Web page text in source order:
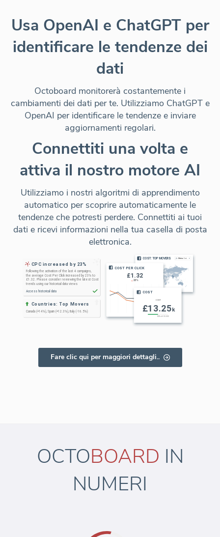
Usa OpenAI e ChatGPT per
identificare le tendenze dei
dati
Octoboard monitorerà costantemente i
cambiamenti dei dati per te. Utilizziamo ChatGPT e
OpenAI per identificare le tendenze e inviare
aggiornamenti regolari.
Connettiti una volta e
attiva il nostro motore AI
Utilizziamo i nostri algoritmi di apprendimento
automatico per scoprire automaticamente le
tendenze che potresti perdere. Connettiti ai tuoi
dati e ricevi informazioni nella tua casella di posta
elettronica.
Fare clic qui per maggiori dettagli..
OCTOBOARD IN
NUMERI